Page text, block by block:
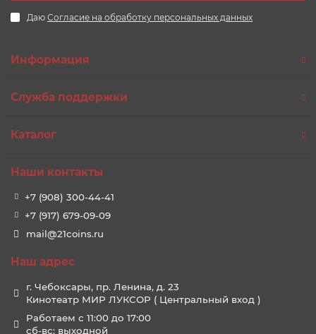
Даю Согласие на обработку персональных данных
Информация
Служба поддержки
Каталог
Наши контакты
+7 (908) 300-44-41
+7 (917) 679-09-09
mail@21coins.ru
Наш адрес
г. Чебоксары, пр. Ленина, д. 23
Кинотеатр МИР ЛУКСОР ( Центральный вход )
Работаем с 11:00 до 17:00
сб-вс: выходной